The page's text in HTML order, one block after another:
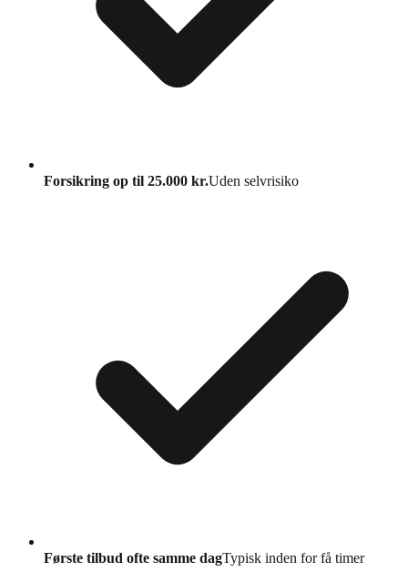
Forsikring op til 25.000 kr.Uden selvrisiko
Første tilbud ofte samme dagTypisk inden for få timer